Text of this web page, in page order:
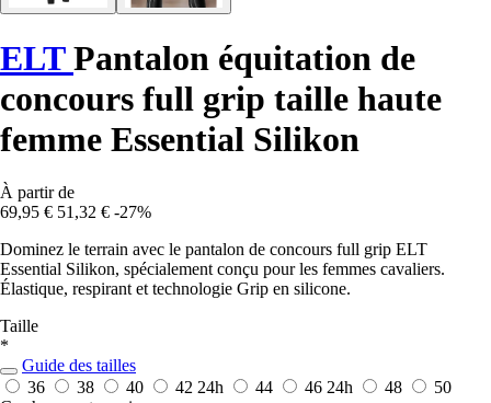
ELTPantalon équitation de
concours full grip taille haute
femme Essential Silikon
À partir de
69,95 € 51,32 € -27%
Dominez le terrain avec le pantalon de concours full grip ELT
Essential Silikon, spécialement conçu pour les femmes cavaliers.
Élastique, respirant et technologie Grip en silicone.
Taille
*
Guide des tailles
36
38 40 42 24h 44 46 24h 48
50